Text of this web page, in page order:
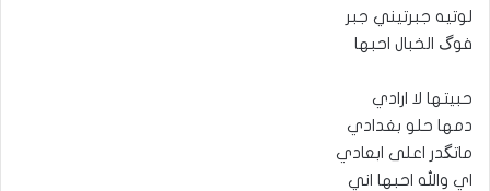
لوتيه جبرتيني جبر
فوگ الخبال احبها
حبيتها لا ارادي
دمها حلو بغدادي
ماتگدر اعلى ابعادي
اي والله احبها اني